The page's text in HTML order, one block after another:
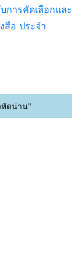
การคัดเลือกและ
อ ประจำ
าน"